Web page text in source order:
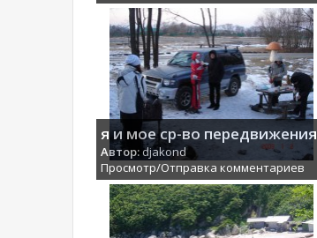
я и мое ср-во передвижения
Автор: djakond
Просмотр/Отправка комментариев